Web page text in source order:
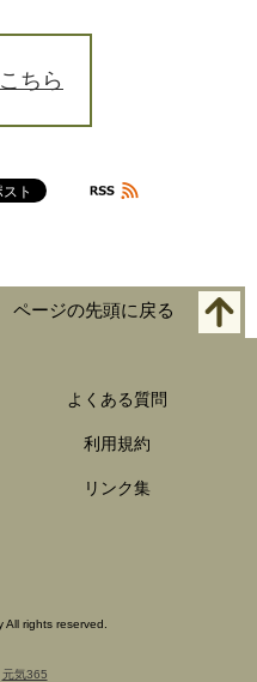
ちら
ページの先頭に戻る
よくある質問
利用規約
リンク集
All rights reserved.
元気365